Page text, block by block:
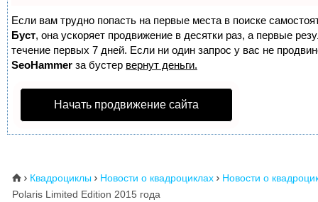
Если вам трудно попасть на первые места в поиске
Буст, она ускоряет продвижение в десятки раз, а первые
течение первых 7 дней. Если ни один запрос у вас не
SeoHammer за бустер вернут деньги.
Начать продвижение сайта
⌂  Квадроциклы  Новости о квадроциклах  Новости о
Polaris Limited Edition 2015 года